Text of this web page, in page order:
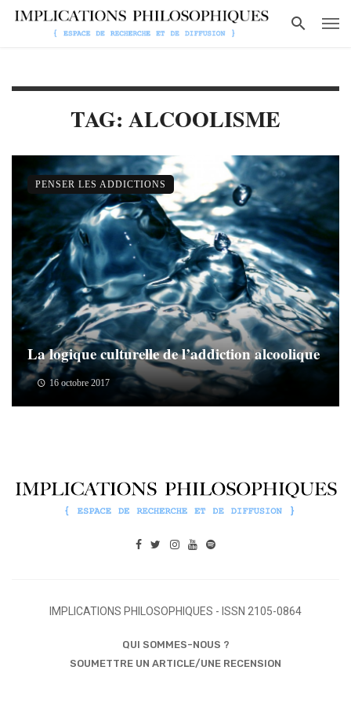
TAG: ALCOOLISME
La logique culturelle de l’addiction alcoolique
16 octobre 2017
PENSER LES ADDICTIONS
IMPLICATIONS PHILOSOPHIQUES - ISSN 2105-0864
QUI SOMMES-NOUS ?
SOUMETTRE UN ARTICLE/UNE RECENSION